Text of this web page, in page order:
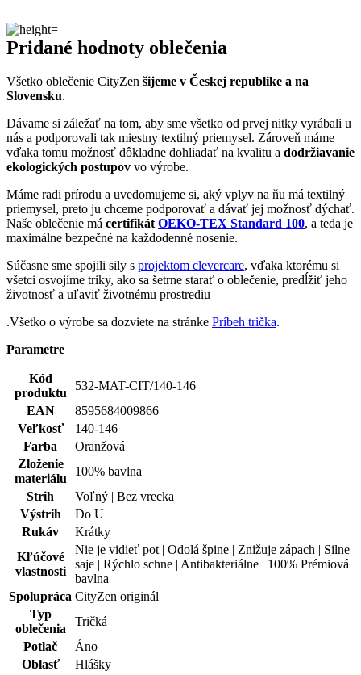
Pridané hodnoty oblečenia
Všetko oblečenie CityZen šijeme v Českej republike a na
Slovensku.
Dávame si záležať na tom, aby sme všetko od prvej nitky vyrábali u
nás a podporovali tak miestny textilný priemysel. Zároveň máme
vďaka tomu možnosť dôkladne dohliadať na kvalitu a dodržiavanie
ekologických postupov vo výrobe.
Máme radi prírodu a uvedomujeme si, aký vplyv na ňu má textilný
priemysel, preto ju chceme podporovať a dávať jej možnosť dýchať.
Naše oblečenie má certifikátOEKO-TEX Standard 100, a teda je
maximálne bezpečné na každodenné nosenie.
Súčasne sme spojili sily s projektom clevercare, vďaka ktorému si
všetci osvojíme triky, ako sa šetrne starať o oblečenie, predĺžiť jeho
životnosť a uľaviť životnému prostrediu
.Všetko o výrobe sa dozviete na stránke Príbeh trička.
Parametre
Kód
produktu
532-MAT-CIT/140-146
EAN
8595684009866
Veľkosť
140-146
Farba
Oranžová
Zloženie
materiálu
100% bavlna
Strih
Voľný | Bez vrecka
Výstrih
Do U
Rukáv
Krátky
Kľúčové
vlastnosti
Nie je vidieť pot | Odolá špine | Znižuje zápach | Silne
saje | Rýchlo schne | Antibakteriálne | 100% Prémiová
bavlna
Spolupráca CityZen originál
Typ
oblečenia
Tričká
Potlač
Áno
Oblasť
Hlášky